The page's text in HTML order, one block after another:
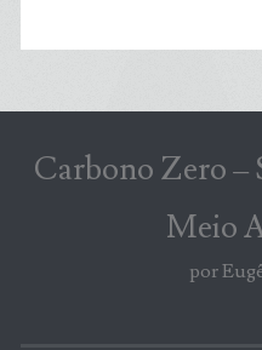
Carbono Zero –
Meio
por